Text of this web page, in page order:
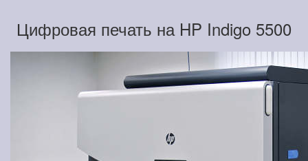
Цифровая печать на HP Indigo 5500